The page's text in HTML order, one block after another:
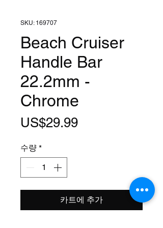
SKU: 169707
Beach Cruiser
Handle Bar
22.2mm -
Chrome
US$29.99가
수량 *
카트에 추가